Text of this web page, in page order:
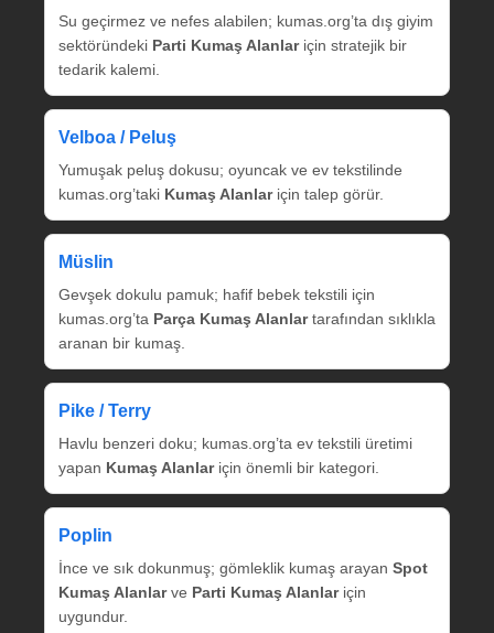
Su geçirmez ve nefes alabilen; kumas.org’ta dış giyim
sektöründeki Parti Kumaş Alanlariçin stratejik bir
tedarik kalemi.
Velboa / Peluş
Yumuşak peluş dokusu; oyuncak ve ev tekstilinde
kumas.org’taki Kumaş Alanlariçin talep görür.
Müslin
Gevşek dokulu pamuk; hafif bebek tekstili için
kumas.org’ta Parça Kumaş Alanlartarafından sıklıkla
aranan bir kumaş.
Pike / Terry
Havlu benzeri doku; kumas.org’ta ev tekstili üretimi
yapan Kumaş Alanlariçin önemli bir kategori.
Poplin
İnce ve sık dokunmuş; gömleklik kumaş arayan Spot
Kumaş Alanlarve Parti Kumaş Alanlariçin
uygundur.